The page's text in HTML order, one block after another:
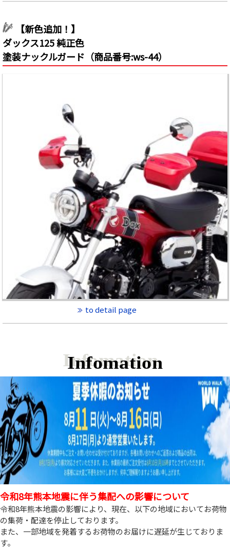
【新色追加！】
ダックス125 純正色
塗装ナックルガード（商品番号:ws-44）
to detail page
Infomation
令和8年熊本地震に伴う集配への影響について
令和8年熊本地震の影響により、現在、以下の地域においてお荷物
の集荷・配達を停止しております。
また、一部地域を発着するお荷物のお届けに遅延が生じておりま
す。